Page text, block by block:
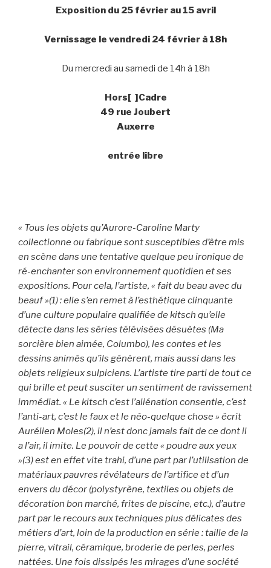
Exposition du 25 février au 15 avril
Vernissage le vendredi 24 février à 18h
Du mercredi au samedi de 14h à 18h
Hors[ ]Cadre
49 rue Joubert
Auxerre
entrée libre
« Tous les objets qu’Aurore-Caroline Marty
collectionne ou fabrique sont susceptibles d’être mis
en scène dans une tentative quelque peu ironique de
ré-enchanter son environnement quotidien et ses
expositions. Pour cela, l’artiste, « fait du beau avec du
beauf »(1) : elle s’en remet à l’esthétique clinquante
d’une culture populaire qualifiée de kitsch qu’elle
détecte dans les séries télévisées désuètes (Ma
sorcière bien aimée, Columbo), les contes et les
dessins animés qu’ils génèrent, mais aussi dans les
objets religieux sulpiciens. L’artiste tire parti de tout ce
qui brille et peut susciter un sentiment de ravissement
immédiat. « Le kitsch c’est l’aliénation consentie, c’est
l’anti-art, c’est le faux et le néo-quelque chose » écrit
Aurélien Moles(2), il n’est donc jamais fait de ce dont il
a l’air, il imite. Le pouvoir de cette « poudre aux yeux
»(3) est en effet vite trahi, d’une part par l’utilisation de
matériaux pauvres révélateurs de l’artifice et d’un
envers du décor (polystyrène, textiles ou objets de
décoration bon marché, frites de piscine, etc.), d’autre
part par le recours aux techniques plus délicates des
métiers d’art, loin de la production en série : taille de la
pierre, vitrail, céramique, broderie de perles, perles
nattées. Une fois dissipés les mirages d’une société